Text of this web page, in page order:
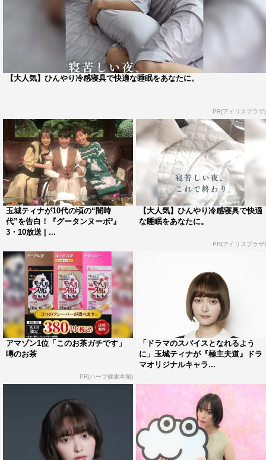
見えるように表情や声の出し方で、他のキャラクターと差
別化ができるように心がけました」と印象を語った。
また、「最初にお話を頂いたときに、ユリコ様の役なの
かなって勘違いしました（笑）。けれど読み進めていく
と、美月の方が私にぴったりだなと思いました。ミステリ
自分で出しているつもりはないんですけど、周りに言われ
たりするので、自分と良いふうに合わさって、美月という
キャラクターになれたらと思いました」と話し、会場の笑
いを誘った。
さらに、ドラマタイトルにちなんで、一人で行動するこ
とがあるかを問われると「一人で旅行も行きますし、もち
ろん一人でごはんも食べます。一人っ子なので一人でいる
環境がすごく当たり前で育ってきているので、楽しんで一
人の時間を過ごしています！スケジュールにあまりしばら
れずに、気楽に行ける一人旅が好きです」とアクティブな
一面を明らかにした。
また、クリエイティブ・アドバイザーとして作品に参加
する佐藤の印象を聞かれると、「佐藤さんは想像通りの方
で、佐藤さんがいらっしゃると現場がめちゃくちゃ明るく
なりました。佐藤さんはドラマにも出演されるので、そこ
も見どころのひとつだと思います。どういう役で出演され
るのか、美月との関わりは何なのか、注目してもらいたい
なと思います」と。
玉城は、最後に「ユリコはなぜ一人になる必要があった
【大人気】ひんやり冷感寝具で快適な睡眠をあなたに。
PR(アイリスプラザ)
玉城ティナが10代の頃の“闇時
代”を告白！『グータンヌーボ²』
3・10放送 | ...
【大人気】ひんやり冷感寝具で快適
な睡眠をあなたに。
PR(アイリスプラザ)
アマゾン1位「このお茶ガチです」
噂のお茶
PR(ハーブ健康本舗)
「ドラマのスパイスとなれるよう
に」玉城ティナが『極主夫道』ドラ
マオリジナルキャラ...